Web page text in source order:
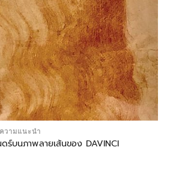
วามแนะนำ
ร์บนภาพลายเส้นของ DAVINCI